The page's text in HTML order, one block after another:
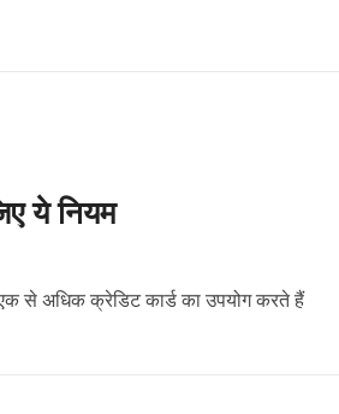
ये नियम
से अधिक क्रेडिट कार्ड का उपयोग करते हैं